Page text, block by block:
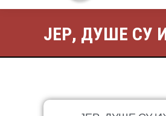
ЈЕР, ДУШЕ СУ